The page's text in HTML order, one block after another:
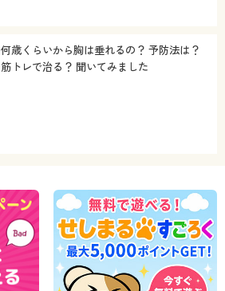
何歳くらいから胸は垂れるの？ 予防法は？
筋トレで治る？ 聞いてみました